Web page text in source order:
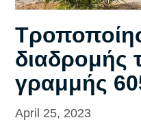
διαδρομής
γραμμής
April 25, 2023